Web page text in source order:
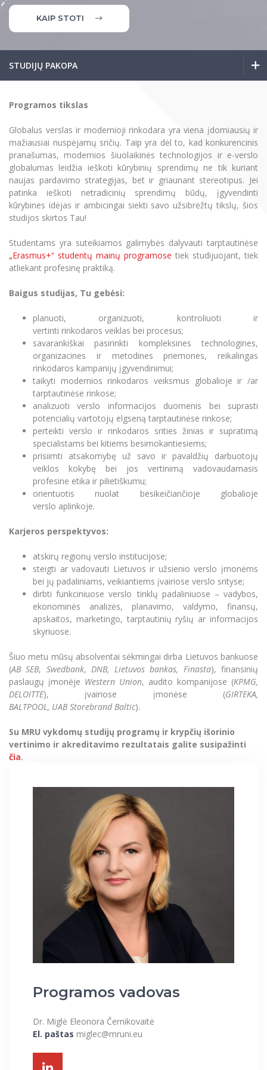
Universiteto teatras
MRU pop vokalinis ansamblis (vadovas Artūras
Neformaliuoju ir (ar) savišvietos būdu įgytų
kompetencijų vertinimas ir pripažinimas
Erasmus+ mobilumas praktikoms (SMP)
Kitos galimybės
Partnerystės
Azijos centras
Frankofoniškų šalių studijų centras
Emocinė gerovė
Mokslo laboratorijos
Doktorantūra
Mokymų LAB
Mokslo naujienos
Kasmetiniai mokslo renginiai
Veiklos dokumentai
Darbas MRU
Naujienos
Tarptautiškumas
Studentams
Studentams
Darbuotojams
Partnerystės
Frankofoniškų šalių studijų centras
Darbuotojams
Partnerystės
Azijos centras
Darnus vystymasis
Privatumo politika
Negalia ir individualieji poreikiai
Viešai skelbiama informacija
Parama Ukrainai
Civilinė sauga
Korupcijos prevencija
Sūduvos akademija
Vadovų MBA
Teisės LL.M.
Pedagogų rengimas
Doktorantūros studijos
Profesinės bakalauro studijos
Personalo valdymo centras
Privačių interesų deklaravimas
Informacija naujiems darbuotojams
Darbuotojų Moodle (kompetencijų tobulinimui)
Studijų tvarkaraštis
Darbuotojų elektroninis paštas
darbuotojams (MFA)
Mokslininkų profiliai "CRIS"
Bendruomenės gerovė
Darbuotojų kvalifikacijos kėlimas
MRU norminių teisės aktų duomenų bazė
Intranetas
eDVS
Microsoft Office 365
MRU mobilios programėlės
Pagalbos sistema
Profesinė sąjunga
Kontaktų paieška
KAIP STOTI
STUDIJŲ PAKOPA
Magistrantūros studijos
Vadovų MBA
Švietimo, kultūros vadovų MPA
Teisės LL.M.
Papildomosios studijos
Pedagogų rengimas
Profesinės bakalauro studijos
Programos tikslas
Globalus verslas ir modernioji rinkodara yra viena įdomiausių ir
mažiausiai nuspėjamų sričių. Taip yra dėl to, kad konkurencinis
pranašumas, modernios šiuolaikinės technologijos ir e-verslo
globalumas leidžia ieškoti kūrybinių sprendimų ne tik kuriant
naujas pardavimo strategijas, bet ir griaunant stereotipus. Jei
patinka ieškoti netradicinių sprendimų būdų, įgyvendinti
kūrybines idėjas ir ambicingai siekti savo užsibrėžtų tikslų, šios
studijos skirtos Tau!
Studentams yra suteikiamos galimybės dalyvauti tarptautinėse
„Erasmus+“ studentų mainų programose tiek studijuojant, tiek
atliekant profesinę praktiką.
Baigus studijas, Tu gebėsi:
planuoti, organizuoti, kontroliuoti ir
vertinti rinkodaros veiklas bei procesus;
savarankiškai pasirinkti kompleksines technologines,
organizacines ir metodines priemones, reikalingas
rinkodaros kampanijų įgyvendinimui;
taikyti modernios rinkodaros veiksmus globalioje ir /ar
tarptautinėse rinkose;
analizuoti verslo informacijos duomenis bei suprasti
potencialių vartotojų elgseną tarptautinėse rinkose;
perteikti verslo ir rinkodaros srities žinias ir supratimą
specialistams bei kitiems besimokantiesiems;
prisiimti atsakomybę už savo ir pavaldžių darbuotojų
veiklos kokybę bei jos vertinimą vadovaudamasis
profesine etika ir pilietiškumu;
orientuotis nuolat besikeičiančioje globalioje
verslo aplinkoje.
Karjeros perspektyvos:
atskirų regionų verslo institucijose;
steigti ar vadovauti Lietuvos ir užsienio verslo įmonėms
bei jų padaliniams, veikiantiems įvairiose verslo srityse;
dirbti funkciniuose verslo tinklų padaliniuose – vadybos,
ekonominės analizės, planavimo, valdymo, finansų,
apskaitos, marketingo, tarptautinių ryšių ar informacijos
skyriuose.
Šiuo metu mūsų absolventai sėkmingai dirba Lietuvos bankuose
(AB SEB, Swedbank,DNB, Lietuvos bankas, Finasta), finansinių
paslaugų įmonėje Western Union, audito kompanijose (KPMG,
DELOITTE), įvairiose įmonėse (GIRTEKA,
BALTPOOL, UAB Storebrand Baltic).
Su MRU vykdomų studijų programų ir krypčių išorinio
vertinimo ir akreditavimo rezultatais galite susipažinti
čia.
Programos vadovas
Dr. Miglė Eleonora Černikovaitė
El. paštas miglec@mruni.eu